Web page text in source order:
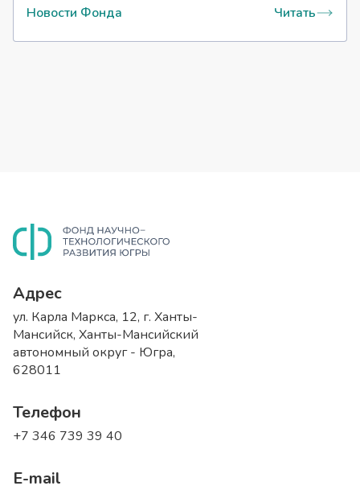
Новости Фонда
Читать
Адрес
ул. Карла Маркса, 12, г. Ханты-
Мансийск, Ханты-Мансийский
автономный округ - Югра,
628011
Телефон
+7 346 739 39 40
E-mail